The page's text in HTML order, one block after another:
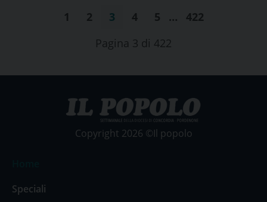
1 2 3 4 5 …
422
Pagina 3 di 422
Copyright 2026 ©Il popolo
Speciali